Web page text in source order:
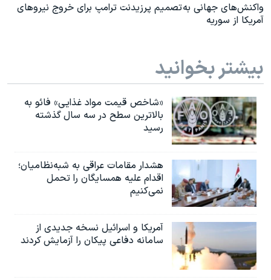
واکنش‌های جهانی به تصمیم پرزیدنت ترامپ برای خروج نیروهای
آمریکا از سوریه
بیشتر بخوانید
«شاخص قیمت مواد غذایی» فائو به
بالاترین سطح در سه سال گذشته
رسید
هشدار مقامات عراقی به شبه‌نظامیان؛
اقدام علیه همسایگان را تحمل
نمی‌کنیم
آمریکا و اسرائیل نسخه جدیدی از
سامانه دفاعی پیکان را آزمایش کردند